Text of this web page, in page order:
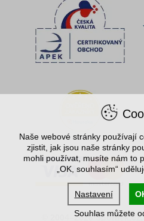
© 2004–2026
Naše webové stránky používají
zjistit, jak jsou naše stránky
mohli používat, musíte nám to
„OK, souhlasím“
Nastavení
Souhlas můžete